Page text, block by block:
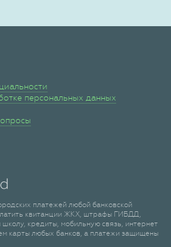
персональных данных
платежей любой банковской
квитанции ЖКХ, штрафы ГИБДД,
школу, кредиты, мобильную связь, интернет
карты любых банков, а платежи защищены